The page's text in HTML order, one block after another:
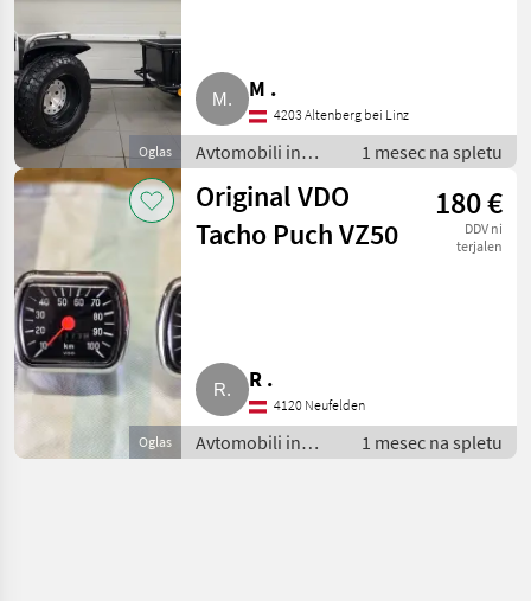
Oglas
M .
4203 Altenberg bei Linz
Avtomobili in
motorna kolesa /
Mopedauto
avtomobili
1 mesec na spletu
Oglas
Original VDO
Tacho Puch VZ50
180 €
DDV ni
terjalen
R .
4120 Neufelden
Avtomobili in
motorna kolesa /
1 mesec na spletu